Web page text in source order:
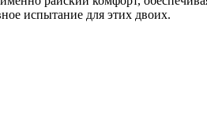
испытание для этих двоих.